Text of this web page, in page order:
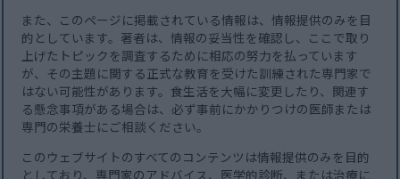
また、このページに掲載されている情報は、情報提供のみを目
的としています。著者は、情報の妥当性を確認し、ここで取り
上げたトピックを調査するために相応の努力を払っています
が、その主題に関する正式な教育を受けた訓練された専門家で
はない可能性があります。食生活を大幅に変更したり、関連す
る懸念事項がある場合は、必ず事前にかかりつけの医師または
専門の栄養士にご相談ください。
このウェブサイトのすべてのコンテンツは情報提供のみを目的
としており、専門家のアドバイス、医学的診断、または治療に